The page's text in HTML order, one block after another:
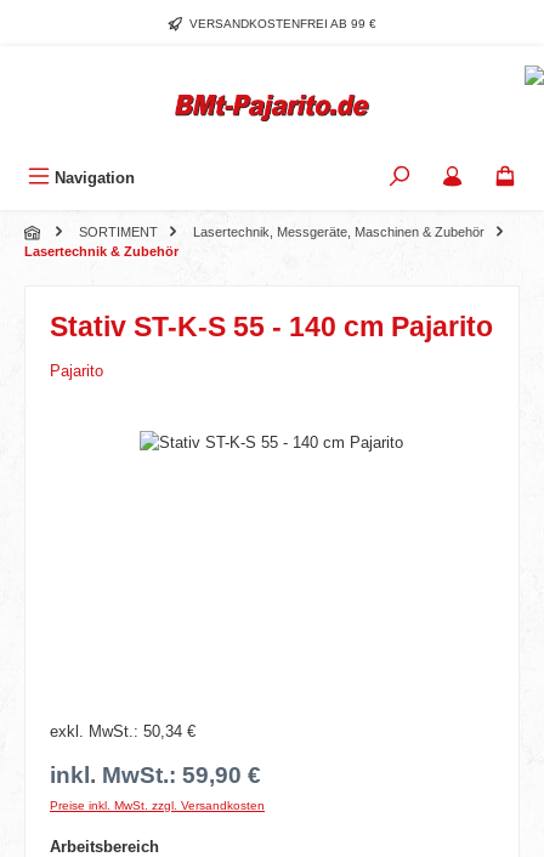
Zum Hauptinhalt springenVERSANDKOSTENFREI AB 99 €
Navigation
SORTIMENT
Lasertechnik, Messgeräte, Maschinen & Zubehör
Lasertechnik & Zubehör
Stativ ST-K-S 55 - 140 cm Pajarito
Pajarito
Bildergalerie überspringen
exkl. MwSt.: 50,34 €
inkl. MwSt.: 59,90 €
Preise inkl. MwSt. zzgl. Versandkosten
Arbeitsbereichauswählen